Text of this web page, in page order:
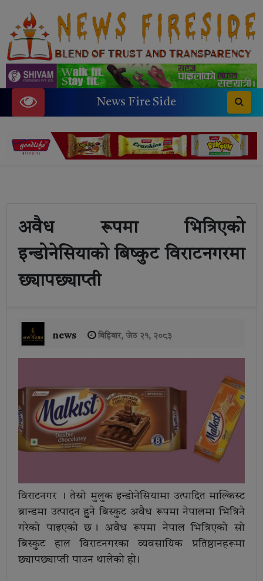
News Fire Side
अवैध रूपमा भित्रिएको
इन्डोनेसियाको बिष्कुट विराटनगरमा
छ्यापछ्याप्ती
news बिहिबार, जेठ २१, २०८३
विराटनगर । तेस्रो मुलुक इन्डोनेसियामा उत्पादित माल्किस्ट
ब्रान्डमा उत्पादन हुुने बिस्कुट अवैध रूपमा नेपालमा भित्रिने
गरेको पाइएको छ । अवैध रूपमा नेपाल भित्रिएको सो
बिस्कुट हाल विराटनगरका व्यवसायिक प्रतिष्ठानहरूमा
छ्यापछ्याप्ती पाउन थालेको हो ।